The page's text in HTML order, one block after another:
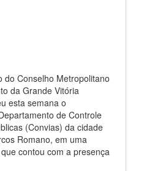
do Conselho Metropolitano
da Grande Vitória
esta semana o
de Controle
(Convias) da cidade
Romano, em uma
contou com a presença